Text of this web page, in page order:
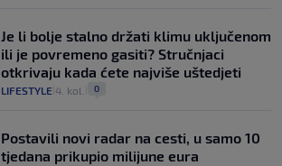
Je li bolje stalno držati klimu uključenom
ili je povremeno gasiti? Stručnjaci
otkrivaju kada ćete najviše uštedjeti
LIFESTYLE 4. kol. 0
Postavili novi radar na cesti, u samo 10
tjedana prikupio milijune eura